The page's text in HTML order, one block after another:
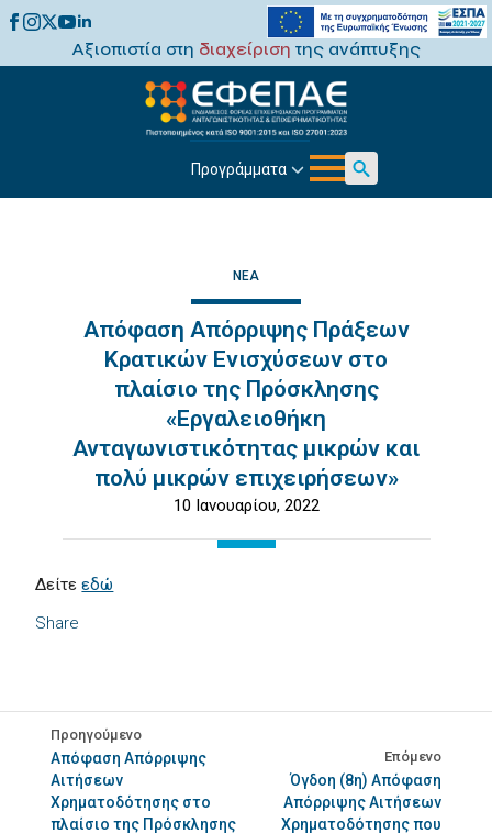
Αξιοπιστία στη διαχείριση της ανάπτυξης
Προγράμματα
Search
ΝΈΑ
Απόφαση Απόρριψης Πράξεων
Κρατικών Ενισχύσεων στο
πλαίσιο της Πρόσκλησης
«Εργαλειοθήκη
Ανταγωνιστικότητας μικρών και
πολύ μικρών επιχειρήσεων»
10 Ιανουαρίου, 2022
Share
Δείτεεδώ
Προηγούμενο
Απόφαση Απόρριψης
Αιτήσεων
Χρηματοδότησης στο
πλαίσιο της Πρόσκλησης
Επόμενο
Όγδοη (8η) Απόφαση
Απόρριψης Αιτήσεων
Χρηματοδότησης που